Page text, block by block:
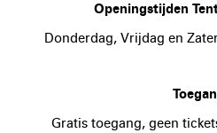
Openingstijden
Donderdag, Vrijdag en
Gratis toegang, geen